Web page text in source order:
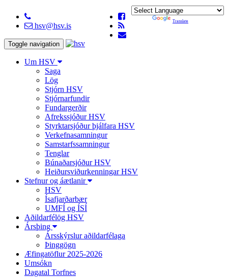
hsv@hsv.is
Translate
Toggle navigation
Um HSV
Saga
Lög
Stjórn HSV
Stjórnarfundir
Fundargerðir
Afrekssjóður HSV
Styrktarsjóður þjálfara HSV
Verkefnasamningur
Samstarfssamningur
Tenglar
Búnaðarsjóður HSV
Heiðursviðurkenningar HSV
Stefnur og áætlanir
HSV
Ísafjarðarbær
UMFÍ og ÍSÍ
Aðildarfélög HSV
Ársþing
Ársskýrslur aðildarfélaga
Þinggögn
Æfingatöflur 2025-2026
Umsókn
Dagatal Torfnes